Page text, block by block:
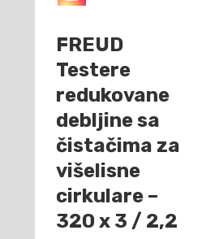
FREUD
Testere
redukovane
debljine sa
čistačima za
višelisne
cirkulare –
320 x 3 / 2,2